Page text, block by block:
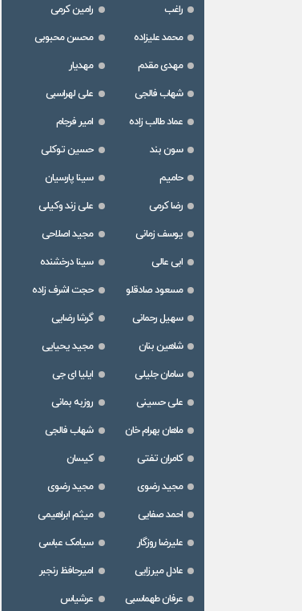
راغب
رامین کرمی
محمد علیزاده
محسن محبوبی
مهدی مقدم
مهدیار
شهاب فالجی
علی لهراسبی
عماد طالب زاده
امیر فرجام
سون بند
حسین توکلی
حامیم
سینا پارسیان
رضا کرمی
علی زند وکیلی
یوسف زمانی
مجید اصلاحی
ابی عالی
سینا درخشنده
مسعود صادقلو
حجت اشرف زاده
سهیل رحمانی
گرشا رضایی
شاهین بنان
مجید یحیایی
سامان جلیلی
ایلیا ای جی
علی حسینی
روزبه بمانی
ماهان بهرام خان
شهاب فالجی
کامران تفتی
کیسان
مجید رضوی
مجید رضوی
احمد صفایی
میثم ابراهیمی
علیرضا روزگار
سیامک عباسی
عادل میرزایی
امیرحافظ رنجبر
عرفان طهماسبی
عرشیاس